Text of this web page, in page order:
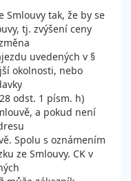
Smlouvy tak, že by se
tj. zvýšení ceny
uvedených v §
okolnosti, nebo
odst. 1 písm. h)
a pokud není
Spolu s oznámením
ze Smlouvy. CK v